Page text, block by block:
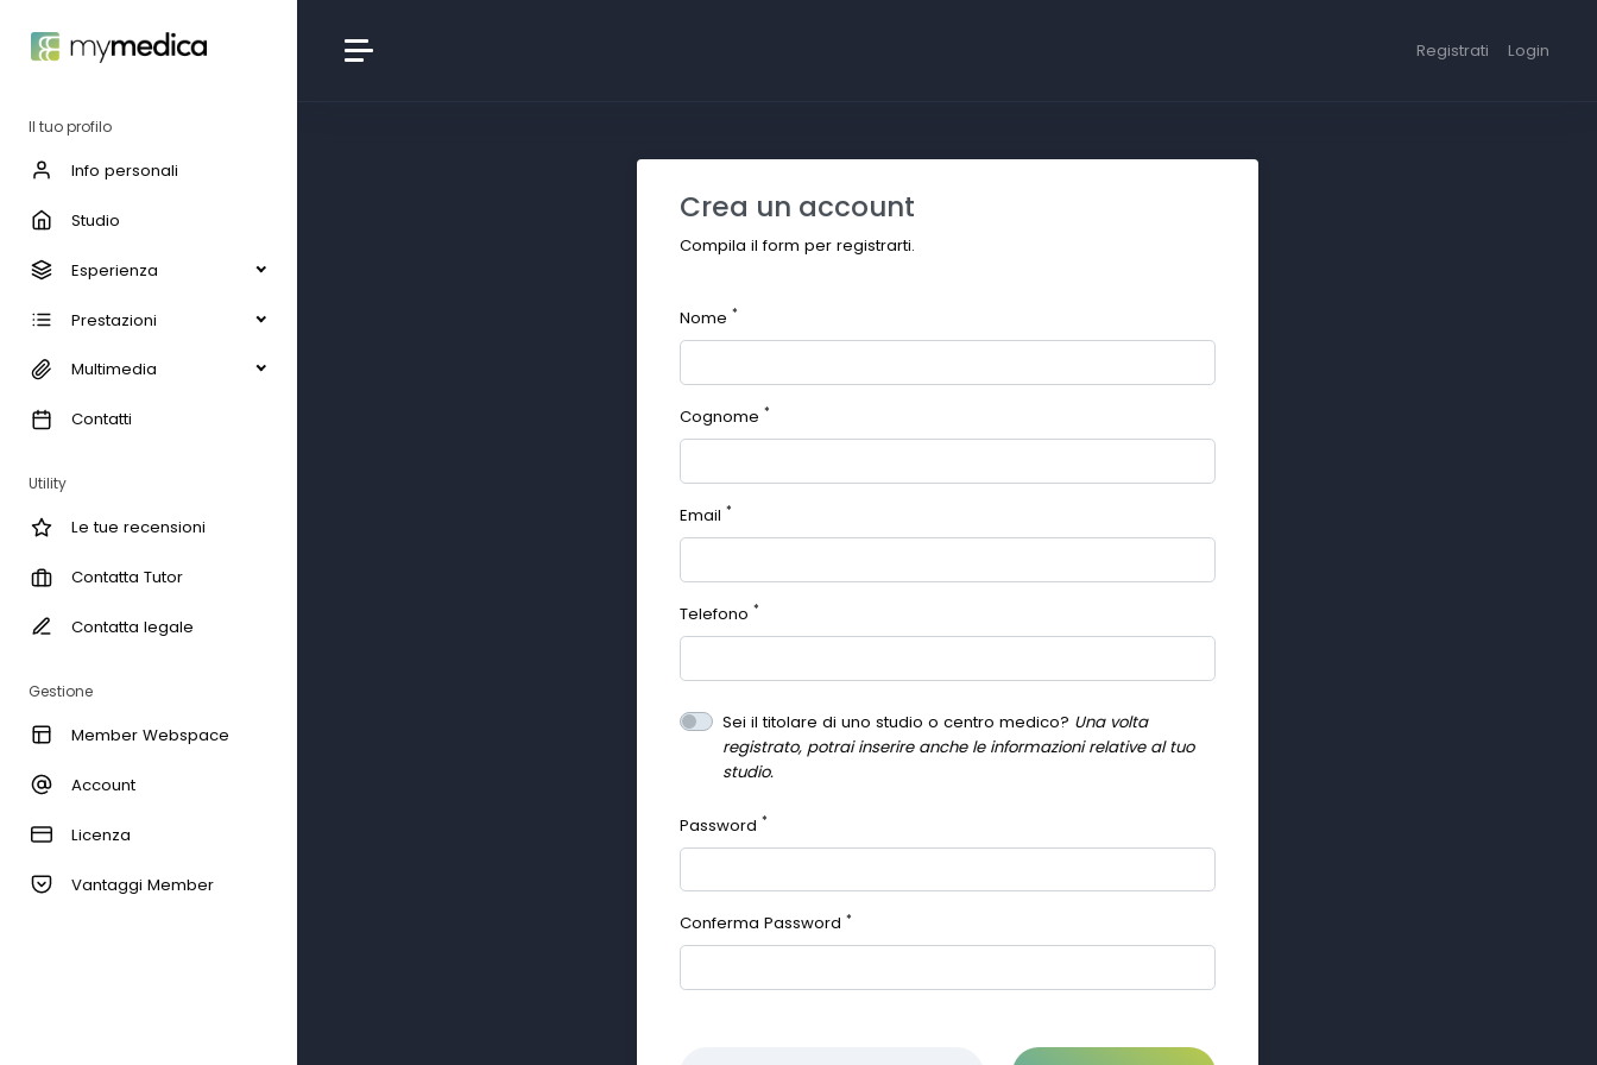
Registrati Login
Il tuo profilo
Info personali
Studio
Esperienza
Prestazioni
Multimedia
Contatti
Utility
Le tue recensioni
Contatta Tutor
Contatta legale
Gestione
Member Webspace
Account
Licenza
Vantaggi Member
Crea un account
Compila il form per registrarti.
Nome *
Cognome *
Email *
Telefono *
Sei il titolare di uno studio o centro medico? Una volta
registrato, potrai inserire anche le informazioni relative al tuo
studio.
Password *
Conferma Password *